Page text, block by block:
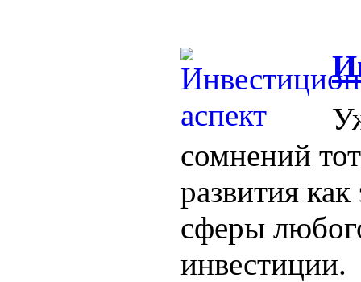
сомнений
развития
сферы
инвестиции.